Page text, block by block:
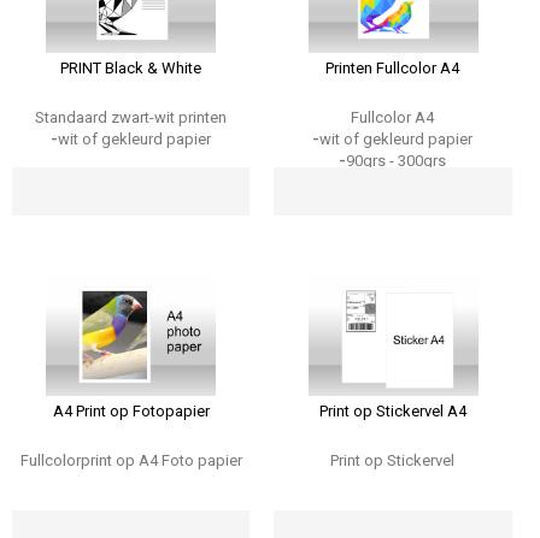
PRINT Black & White
Standaard zwart-wit printen
-wit of gekleurd papier
Printen Fullcolor A4
Fullcolor A4
-wit of gekleurd papier
-90grs - 300grs
A4 Print op Fotopapier
Fullcolorprint op A4 Foto papier
Print op Stickervel A4
Print op Stickervel